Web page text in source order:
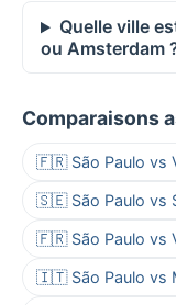
Quelle ville
ou Amsterdam
Comparaisons
🇫🇷 São Paulo vs
🇸🇪 São Paulo vs
🇫🇷 São Paulo vs
🇮🇹 São Paulo vs